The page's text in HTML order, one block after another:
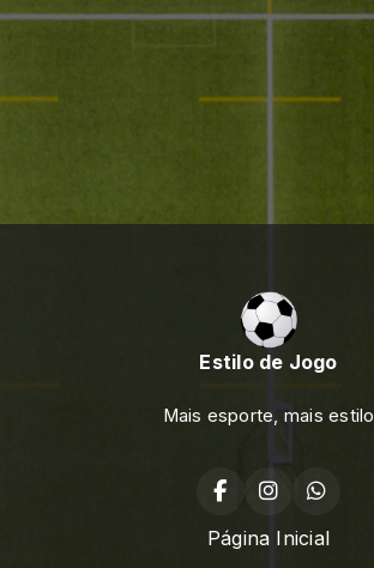
Estilo de Jogo
Mais esporte, mais estilo
Página Inicial